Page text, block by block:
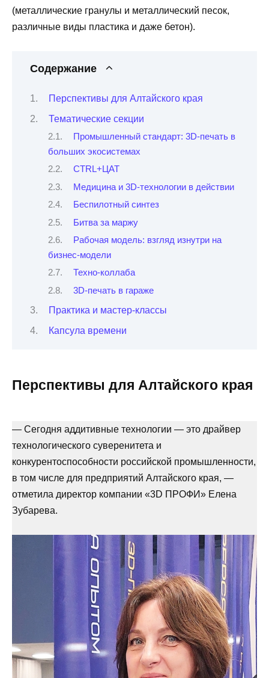
(металлические гранулы и металлический песок,
различные виды пластика и даже бетон).
Содержание
Перспективы для Алтайского края
Тематические секции
Промышленный стандарт: 3D-печать в
больших экосистемах
CTRL+ЦАТ
Медицина и 3D-технологии в действии
Беспилотный синтез
Битва за маржу
Рабочая модель: взгляд изнутри на
бизнес-модели
Техно-коллаба
3D-печать в гараже
Практика и мастер-классы
Капсула времени
Перспективы для Алтайского края
— Сегодня аддитивные технологии — это драйвер
технологического суверенитета и
конкурентоспособности российской промышленности,
в том числе для предприятий Алтайского края, —
отметила директор компании «3D ПРОФИ» Елена
Зубарева.